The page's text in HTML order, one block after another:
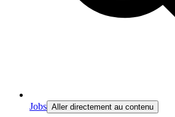
Jobs Aller directement au contenu